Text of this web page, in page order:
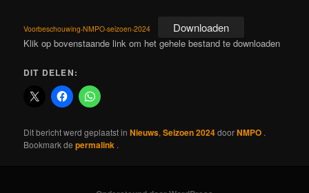
Voorbeschouwing-NMPO-seizoen-2024 Downloaden
Klik op bovenstaande link om het gehele bestand te downloaden
DIT DELEN:
Dit bericht werd geplaatst inNieuws,Seizoen 2024doorNMPO .
Bookmark depermalink .